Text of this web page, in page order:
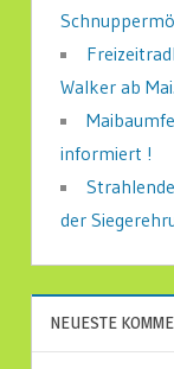
Walker ab Mai.
informiert !
der
NEUESTE